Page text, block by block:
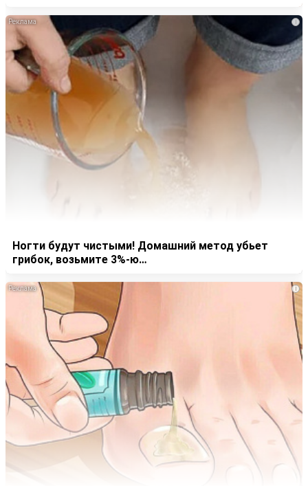
i
Ногти будут чистыми! Домашний метод убьет
грибок, возьмите 3%-ю…
i